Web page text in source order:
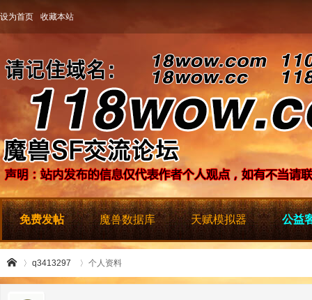
设为首页 收藏本站
免费发帖 魔兽数据库 天赋模拟器 公益
q3413297 个人资料